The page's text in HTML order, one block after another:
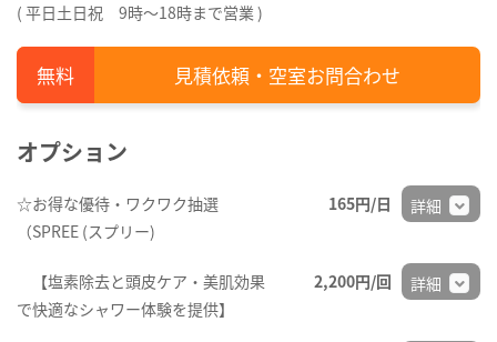
( 平日土日祝 9時～18時まで営業 )
見積依頼・空室お問合わせ
オプション
☆お得な優待・ワクワク抽選
（SPREE (スプリー)
165円/日 詳細
【塩素除去と頭皮ケア・美肌効果
で快適なシャワー体験を提供】
2,200円/回 詳細